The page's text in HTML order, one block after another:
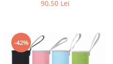
Accesorii aparate de ras electrice
Aparate & Accesorii ingrijire
personala
Aparate cosmetice
90,50 Lei
-42%